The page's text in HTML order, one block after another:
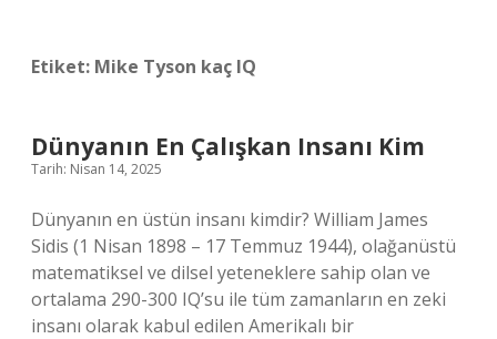
Etiket: Mike Tyson kaç IQ
Dünyanın En Çalışkan Insanı Kim
Tarih: Nisan 14, 2025
Dünyanın en üstün insanı kimdir? William James
Sidis (1 Nisan 1898 – 17 Temmuz 1944), olağanüstü
matematiksel ve dilsel yeteneklere sahip olan ve
ortalama 290-300 IQ’su ile tüm zamanların en zeki
insanı olarak kabul edilen Amerikalı bir